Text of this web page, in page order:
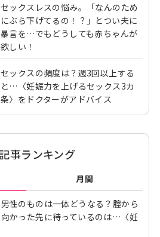
セックスレスの悩み。「なんのため
にぶら下げてるの！？」とつい夫に
暴言を…でもどうしても赤ちゃんが
欲しい！
セックスの頻度は？週3回以上する
と…〈妊娠力を上げるセックス3カ
条〉をドクターがアドバイス
事ランキング
月間
性のものは一体どうなる？腟から
かった先に待っているのは…〈妊